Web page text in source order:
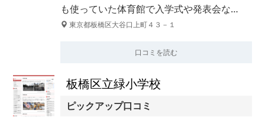
も使っていた体育館で入学式や発表会な…
東京都板橋区大谷口上町４３－１
口コミを読む
板橋区立緑小学校
ピックアップ口コミ